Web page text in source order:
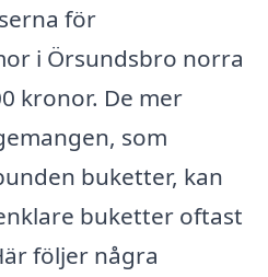
för
i Örsundsbro norra
kronor. De mer
som
buketter, kan
buketter oftast
följer några